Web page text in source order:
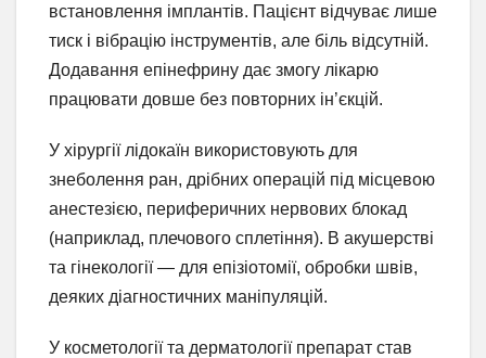
встановлення імплантів. Пацієнт відчуває лише
тиск і вібрацію інструментів, але біль відсутній.
Додавання епінефрину дає змогу лікарю
працювати довше без повторних ін’єкцій.
У хірургії лідокаїн використовують для
знеболення ран, дрібних операцій під місцевою
анестезією, периферичних нервових блокад
(наприклад, плечового сплетіння). В акушерстві
та гінекології — для епізіотомії, обробки швів,
деяких діагностичних маніпуляцій.
У косметології та дерматології препарат став